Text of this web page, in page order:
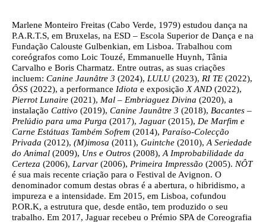
Texto biografia autores
Marlene Monteiro Freitas (Cabo Verde, 1979) estudou dança na
P.A.R.T.S, em Bruxelas, na ESD – Escola Superior de Dança e na
Fundação Calouste Gulbenkian, em Lisboa. Trabalhou com
coreógrafos como Loic Touzé, Emmanuelle Huynh, Tânia
Carvalho e Boris Charmatz. Entre outras, as suas criações
incluem: Canine Jaunâtre 3 (2024), LULU(2023), RI TE (2022),
ÔSS (2022), a performance Idiota e exposição X AND (2022),
Pierrot Lunaire (2021), Mal – Embriaguez Divina (2020), a
instalação Cattivo (2019), Canine Jaunâtre 3 (2018), Bacantes –
Prelúdio para uma Purga (2017), Jaguar (2015), De Marfim e
Carne Estátuas Também Sofrem (2014), Paraíso-Colecção
Privada (2012), (M)imosa (2011), Guintche (2010), A Seriedade
do Animal (2009), Uns e Outros (2008), A Improbabilidade da
Certeza (2006), Larvar (2006), Primeira Impressão (2005). NÔT
é sua mais recente criação para o Festival de Avignon. O
denominador comum destas obras é a abertura, o hibridismo, a
impureza e a intensidade. Em 2015, em Lisboa, cofundou
P.OR.K, a estrutura que, desde então, tem produzido o seu
trabalho. Em 2017, Jaguar recebeu o Prémio SPA de Coreografia